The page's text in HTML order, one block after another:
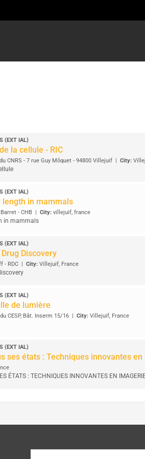
(EXT IAL)
la cellule - RIC
CNRS - 7 rue Guy Môquet - 94800 Villejuif | City:
(EXT IAL)
in mammals
- CHB | City: villejuif, france
in mammals
(EXT IAL)
Discovery
- RDC | City: Villejuif, France
(EXT IAL)
de lumière
CESP, Bât. Inserm 15/16 | City: Villejuif, France
(EXT IAL)
ses états : Techniques innovantes
ÉTATS : TECHNIQUES INNOVANTES EN